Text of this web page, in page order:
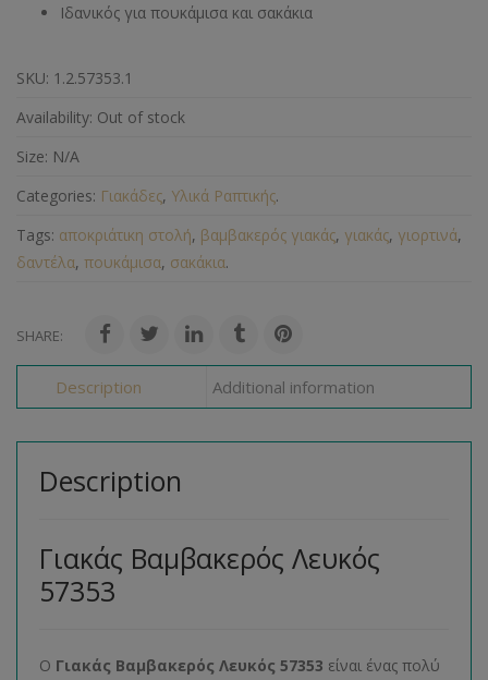
Ιδανικός για πουκάμισα και σακάκια
SKU: 1.2.57353.1
Availability: Out of stock
Size: N/A
Categories: Γιακάδες, Υλικά Ραπτικής.
Tags: αποκριάτικη στολή, βαμβακερός γιακάς, γιακάς, γιορτινά,
δαντέλα, πουκάμισα, σακάκια.
SHARE:
Description Additional information
Description
Γιακάς Βαμβακερός Λευκός
57353
Ο Γιακάς Βαμβακερός Λευκός 57353 είναι ένας πολύ